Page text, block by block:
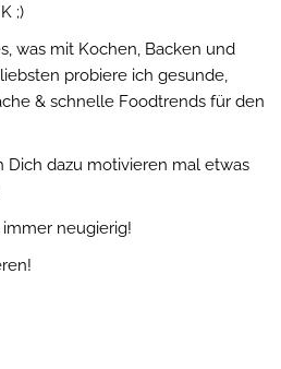
;)
was mit Kochen, Backen und
probiere ich gesunde,
& schnelle Foodtrends für den
Dich dazu motivieren mal etwas
neugierig!